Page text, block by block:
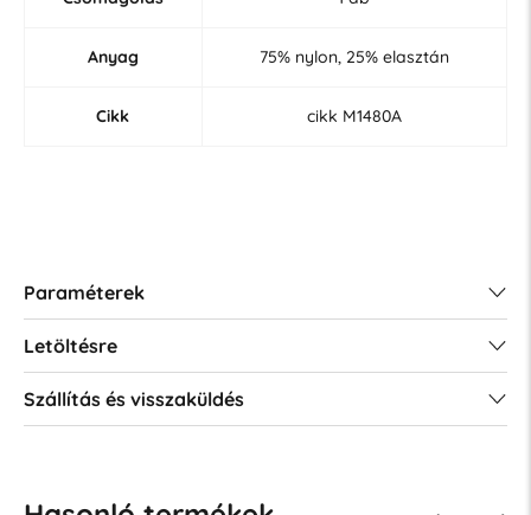
Anyag 75% nylon, 25% elasztán
Cikk cikk M1480A
Paraméterek
Letöltésre
Szállítás és visszaküldés